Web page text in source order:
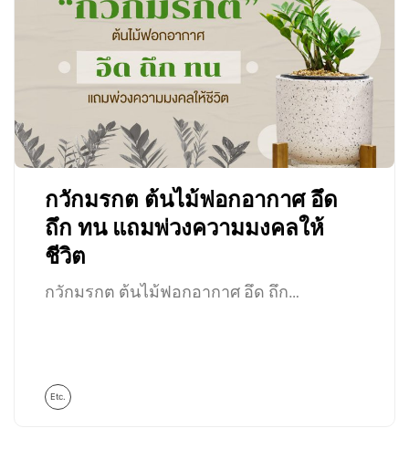
กวักมรกต ต้นไม้ฟอกอากาศ อึด
ถึก ทน แถมพ่วงความมงคลให้
ชีวิต
กวักมรกต ต้นไม้ฟอกอากาศ อึด ถึก…
Etc.